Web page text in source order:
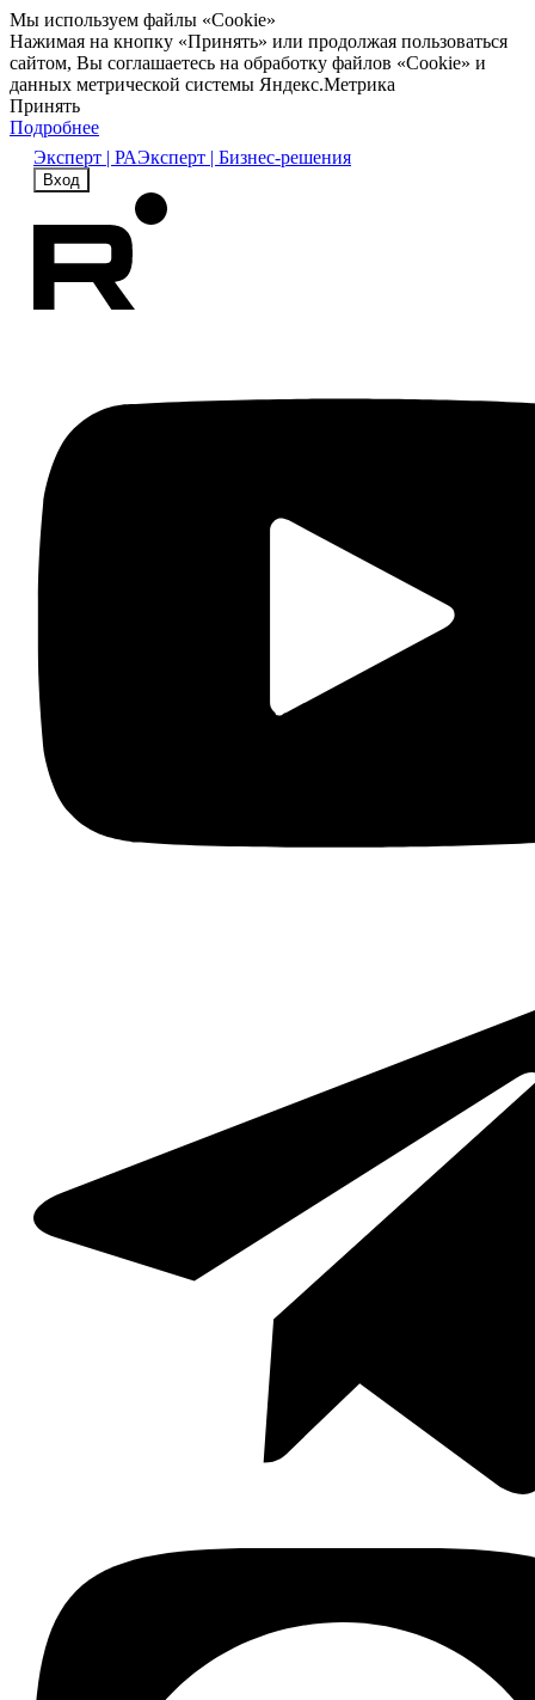
Мы используем файлы «Cookie»
Нажимая на кнопку «Принять» или продолжая пользоваться
сайтом, Вы соглашаетесь на обработку файлов «Cookie» и
данных метрической системы Яндекс.Метрика
Принять
Подробнее
Эксперт | РАЭксперт | Бизнес-решения
Вход